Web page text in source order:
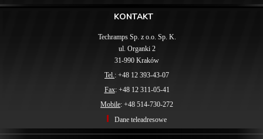
KONTAKT
Techramps Sp. z o.o. Sp. K.
ul. Organki 2
31-990 Kraków
Tel. : +48 12 393-43-07
Fax: +48 12 311-05-41
Mobile: +48 514-730-272
Dane teleadresowe